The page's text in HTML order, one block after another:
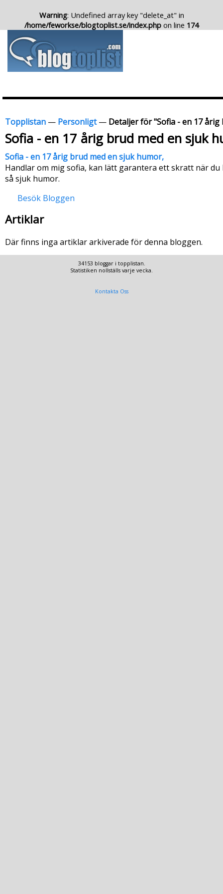
Warning: Undefined array key "delete_at" in
/home/feworkse/blogtoplist.se/index.php on line 174
Topplistan — Personligt— Detaljer för "Sofia - en 17
Sofia - en 17 årig brud med en sjuk
Sofia - en 17 årig brud med en sjuk humor,
Handlar om mig sofia, kan lätt garantera ett skratt när
så sjuk humor.
Besök Bloggen
Artiklar
Där finns inga artiklar arkiverade för denna bloggen.
34153 bloggar i topplistan.
Statistiken nollställs varje vecka.
Kontakta Oss